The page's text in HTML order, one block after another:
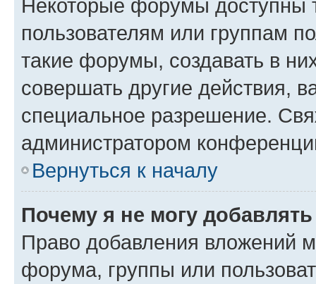
Некоторые форумы доступны
пользователям или группам
такие форумы, создавать в
совершать другие действия,
специальное разрешение.
администратором
Вернуться к началу
Почему я не могу
Право добавления вложений
форума, группы или